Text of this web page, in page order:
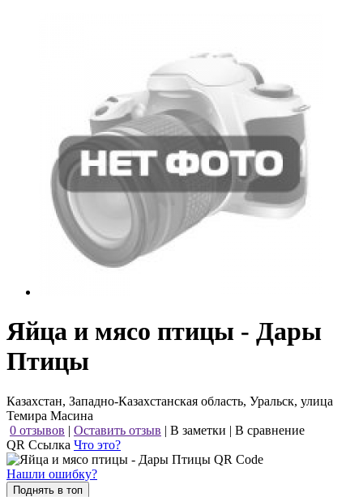
Яйца и мясо птицы - Дары
Птицы
Казахстан, Западно-Казахстанская область, Уральск, улица
Темира Масина
0 отзывов | Оставить отзыв | В заметки | В сравнение
QR Ссылка Что это?
Нашли ошибку?
Поднять в топ